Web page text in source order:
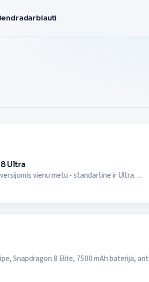
Ultra
vienu metu - standartine ir Ultra. ...
Snapdragon 8 Elite, 7500 mAh baterija,